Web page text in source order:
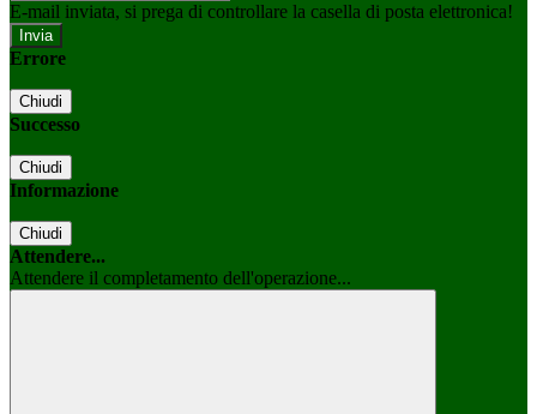
E-mail inviata, si prega di controllare la casella di posta elettronica!
Errore
Chiudi
Successo
Chiudi
Informazione
Chiudi
Attendere...
Attendere il completamento dell'operazione...